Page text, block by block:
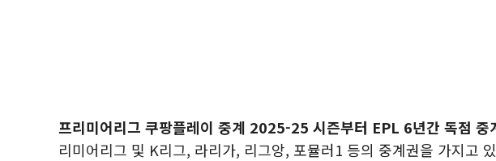
프리미어리그 쿠팡플레이 중계 2025-25 시즌부터 EPL 6년간 독점 중
리미어리그 및 K리그, 라리가, 리그앙, 포뮬러1 등의 중계권을 가지고